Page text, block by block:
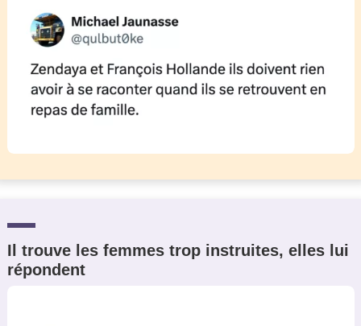
Il trouve les femmes trop instruites, elles lui
répondent